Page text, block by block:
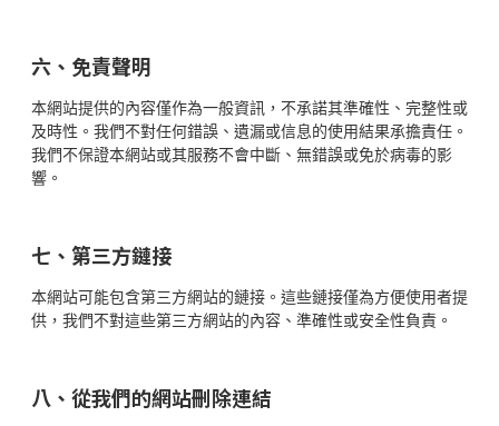
六、免責聲明
本網站提供的內容僅作為一般資訊，不承諾其準確性、完整性或
及時性。我們不對任何錯誤、遺漏或信息的使用結果承擔責任。
我們不保證本網站或其服務不會中斷、無錯誤或免於病毒的影
響。
七、第三方鏈接
本網站可能包含第三方網站的鏈接。這些鏈接僅為方便使用者提
供，我們不對這些第三方網站的內容、準確性或安全性負責。
八、從我們的網站刪除連結